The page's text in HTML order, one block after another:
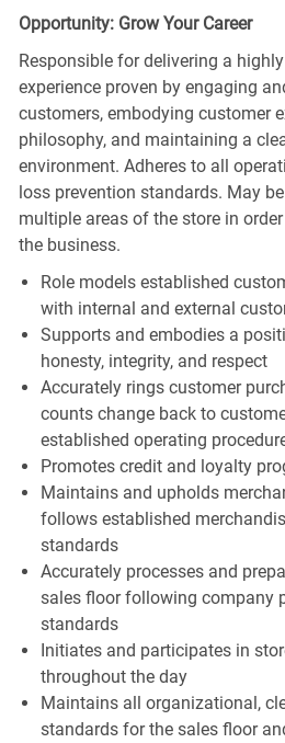
Opportunity: Grow Your Career
Responsible for delivering a
experience proven by engaging
customers, embodying customer
philosophy, and maintaining a
environment. Adheres to all
loss prevention standards. May
multiple areas of the store in
the business.
Role models established
with internal and external
Supports and embodies a
honesty, integrity, and respect
Accurately rings customer
counts change back to
established operating
Promotes credit and loyalty
Maintains and upholds
follows established
standards
Accurately processes and
sales floor following company
standards
Initiates and participates in
throughout the day
Maintains all organizational,
standards for the sales floor